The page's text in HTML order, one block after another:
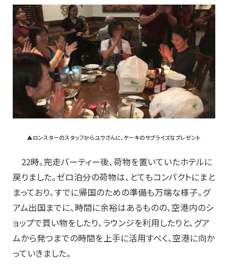
▲ロンスターのスタッフからユウさんに、ケーキのサプライズなプレゼント
22時。完走パーティー後、荷物を置いていたホテルに
戻りました。ゼロ泊分の荷物は、とてもコンパクトにまと
まっており、すでに帰国のための準備も万端な様子。グ
アム出国までに、時間に余裕はあるものの、空港内のシ
ョップで買い物をしたり、ラウンジを利用したりと、グア
ムから発つまでの時間を上手に活用すべく、空港に向か
っていきました。